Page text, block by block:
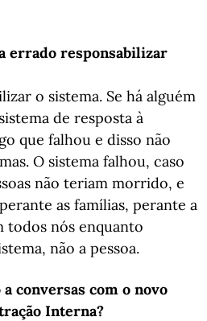
errado responsabilizar
o sistema. Se há alguém
de resposta à
que falhou e disso não
O sistema falhou, caso
não teriam morrido, e
as famílias, perante a
todos nós enquanto
não a pessoa.
conversas com o novo
Interna?